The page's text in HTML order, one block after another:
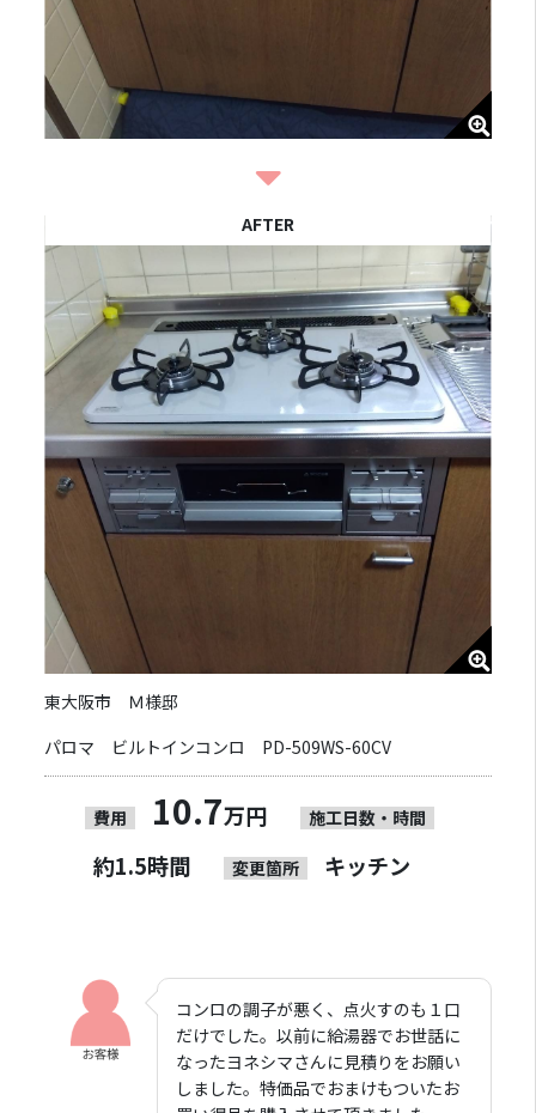
東大阪市 Ｍ様邸
パロマ ビルトインコンロ PD-509WS-60CV
費用 10.7万円 施工日数・時間
約1.5時間 変更箇所 キッチン
コンロの調子が悪く、点火すのも１口
だけでした。以前に給湯器でお世話に
なったヨネシマさんに見積りをお願い
しました。特価品でおまけもついたお